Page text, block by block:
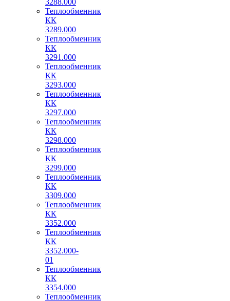
Теплообменник
КК
3289.000
Теплообменник
КК
3291.000
Теплообменник
КК
3293.000
Теплообменник
КК
3297.000
Теплообменник
КК
3298.000
Теплообменник
КК
3299.000
Теплообменник
КК
3309.000
Теплообменник
КК
3352.000
Теплообменник
КК
3352.000-
01
Теплообменник
КК
3354.000
Теплообменник